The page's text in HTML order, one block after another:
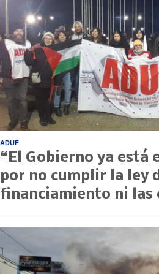
ADUF
“El Gobierno ya está
por no cumplir la ley
financiamiento ni las